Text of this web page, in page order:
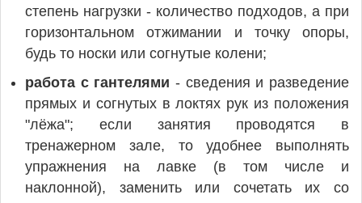
степень нагрузки - количество подходов, а при
горизонтальном отжимании и точку опоры,
будь то носки или согнутые колени;
работа с гантелями - сведения и разведение
прямых и согнутых в локтях рук из положения
"лёжа"; если занятия проводятся в
тренажерном зале, то удобнее выполнять
упражнения на лавке (в том числе и
наклонной), заменить или сочетать их со